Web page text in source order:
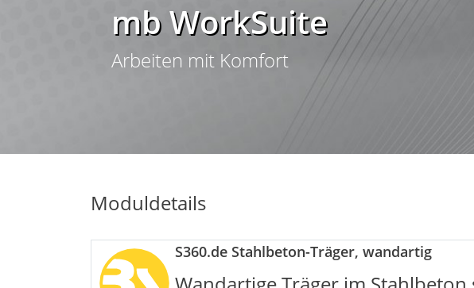
mb WorkSuite
Arbeiten mit Komfort
Moduldetails
S360.de Stahlbeton-Träger, wandartig